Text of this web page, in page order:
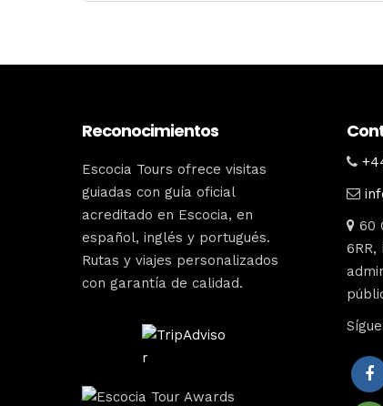
Reconocimientos
Escocia Tours ofrece visitas
guiadas con guía oficial
acreditado en Escocia, en
español, inglés y portugués.
Rutas y viajes personalizados
con garantía de calidad.
60
6RR,